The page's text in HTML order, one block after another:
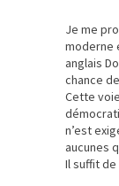
Je me
moderne
anglais
chance
Cette
n’est
aucunes
Il suffit